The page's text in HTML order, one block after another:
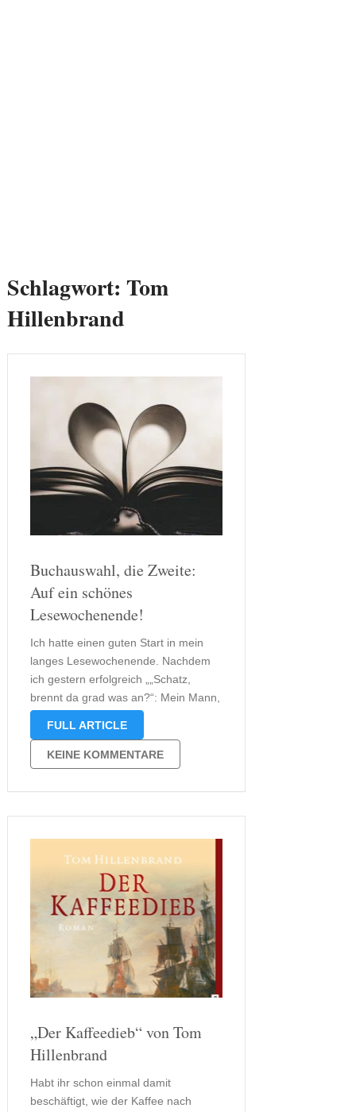
Schlagwort: Tom
Hillenbrand
Buchauswahl, die Zweite:
Auf ein schönes
Lesewochenende!
Ich hatte einen guten Start in mein
langes Lesewochenende. Nachdem
ich gestern erfolgreich „„Schatz,
brennt da grad was an?“: Mein Mann,
seine Grillzange und ich“ von Hanna
ein neues Lesevergnügen aus. Trotz
großer Auswahl fiel die Entscheidung
keinesfalls leicht. Denn meine …
FULL ARTICLE
KEINE KOMMENTARE
„Der Kaffeedieb“ von Tom
Hillenbrand
Habt ihr schon einmal damit
beschäftigt, wie der Kaffee nach